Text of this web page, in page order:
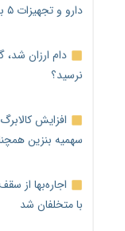
دارو و تجهیزات ۵ برابر شد،حقوق فقط ۱.۲ برابر افزایش یافت
دام ارزان
نرسید؟
افزایش
سهمیه بنزین
اجاره‌بها از
با متخلفان شد